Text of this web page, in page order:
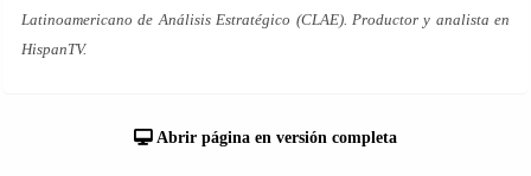
Latinoamericano de Análisis Estratégico (CLAE). Productor y analista en
HispanTV.
Abrir página en versión completa